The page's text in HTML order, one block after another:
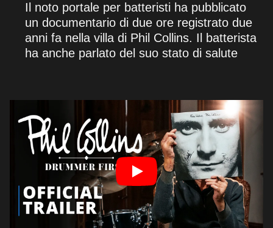
Il noto portale per batteristi ha pubblicato
un documentario di due ore registrato due
anni fa nella villa di Phil Collins. Il batterista
ha anche parlato del suo stato di salute